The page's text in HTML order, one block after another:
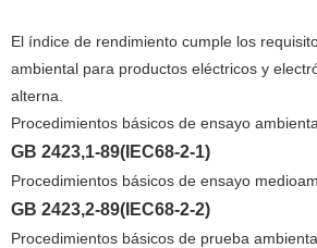
El índice de rendimiento cumple los
ambiental para productos eléctricos y
alterna.
Procedimientos básicos de ensayo
GB 2423,1-89(IEC68-2-1)
Procedimientos básicos de ensayo
GB 2423,2-89(IEC68-2-2)
Procedimientos básicos de prueba